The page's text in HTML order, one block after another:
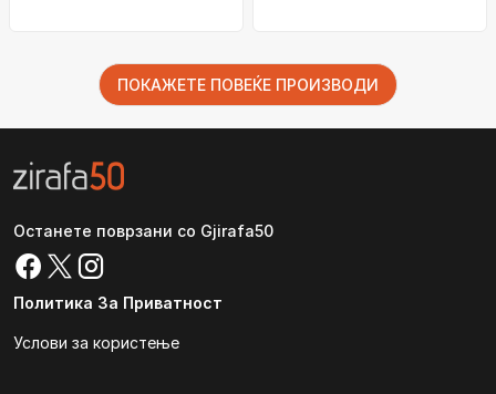
ПОКАЖЕТЕ ПОВЕЌЕ ПРОИЗВОДИ
Останете поврзани со Gjirafa50
Политика За Приватност
Услови за користење